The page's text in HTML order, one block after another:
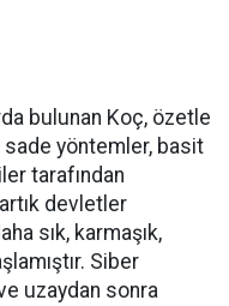
bulunan Koç, özetle
sade yöntemler, basit
tarafından
devletler
sık, karmaşık,
Siber
uzaydan sonra